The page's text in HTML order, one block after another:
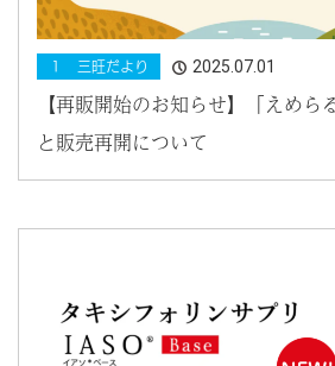
１ 三旺だより 2025.07.01
【再販開始のお知らせ】「えめ
と販売再開について